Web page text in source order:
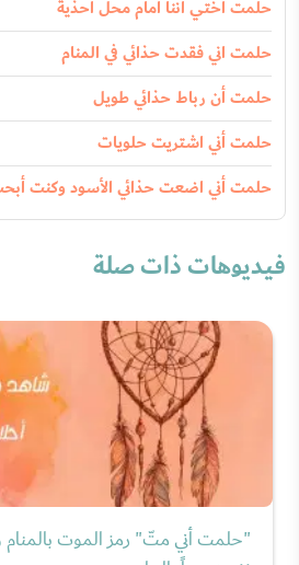
حلمت أختي أننا أمام محل أحذية
حلمت اني فقدت حذائي في المنام
حلمت أن رباط حذائي طويل
حلمت أني اشتريت حلويات
حلمت أني اضعت حذائي الأسود وكنت
فيديوهات ذات صلة
"حلمت أني متّ" رمز الموت